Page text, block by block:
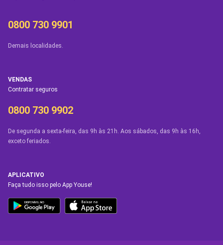
0800 730 9901
Demais localidades.
VENDAS
Contratar seguros
0800 730 9902
De segunda a sexta-feira, das 9h às 21h. Aos sábados, das 9h às 16h,
exceto feriados.
APLICATIVO
Faça tudo isso pelo App Youse!